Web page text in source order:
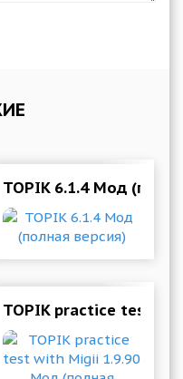
Мод (полная
TOPIK 6.1.4 Мод
1.16.1 Мод (полная
TOPIK practice test